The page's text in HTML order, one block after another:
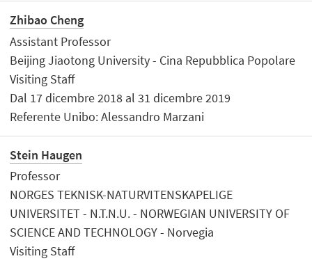
Zhibao Cheng
Assistant Professor
Beijing Jiaotong University - Cina Repubblica Popolare
Visiting Staff
Dal 17 dicembre 2018 al 31 dicembre 2019
Referente Unibo: Alessandro Marzani
Stein Haugen
Professor
NORGES TEKNISK-NATURVITENSKAPELIGE
UNIVERSITET - N.T.N.U. - NORWEGIAN UNIVERSITY OF
SCIENCE AND TECHNOLOGY - Norvegia
Visiting Staff